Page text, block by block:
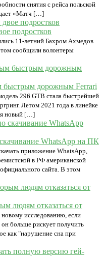
снятия с рейса польской
«Матч […]
подростков
11-летний Бахром Ахмедов
сообщили волонтеры
быстрым дорожным Ferrari
296 GTB стала быстрейшей
Летом 2021 года в линейке
новый […]
WhatsApp на ПК
приложение WhatsApp,
в РФ американской
сайта. В этом
людям отказаться от
новому исследованию, если
больше рискует получить
как "нарушение сна при